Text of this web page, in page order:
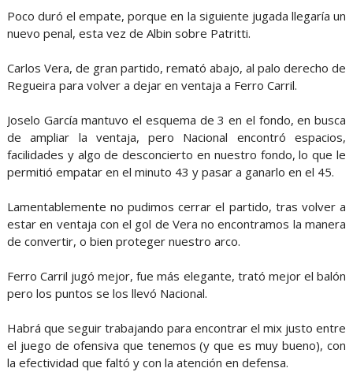
Poco duró el empate, porque en la siguiente jugada llegaría un
nuevo penal, esta vez de Albin sobre Patritti.
Carlos Vera, de gran partido, remató abajo, al palo derecho de
Regueira para volver a dejar en ventaja a Ferro Carril.
Joselo García mantuvo el esquema de 3 en el fondo, en busca
de ampliar la ventaja, pero Nacional encontró espacios,
facilidades y algo de desconcierto en nuestro fondo, lo que le
permitió empatar en el minuto 43 y pasar a ganarlo en el 45.
Lamentablemente no pudimos cerrar el partido, tras volver a
estar en ventaja con el gol de Vera no encontramos la manera
de convertir, o bien proteger nuestro arco.
Ferro Carril jugó mejor, fue más elegante, trató mejor el balón
pero los puntos se los llevó Nacional.
Habrá que seguir trabajando para encontrar el mix justo entre
el juego de ofensiva que tenemos (y que es muy bueno), con
la efectividad que faltó y con la atención en defensa.